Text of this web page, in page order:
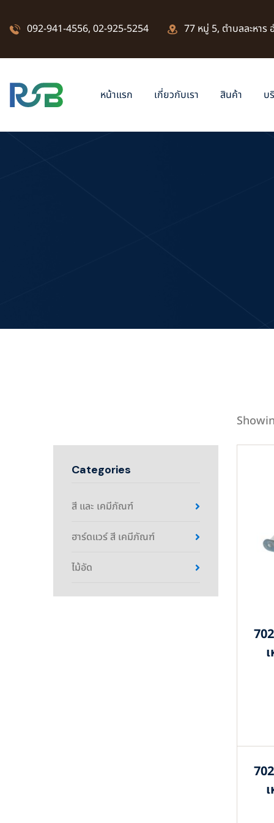
092-941-4556, 02-925-5254 77 หมู่ 5, ตำบลละหาร
หน้าแรก เกี่ยวกับเรา สินค้า บ
Categories
สี และ เคมีภัณฑ์
ฮาร์ดแวร์ สี เคมีภัณฑ์
ไม้อัด